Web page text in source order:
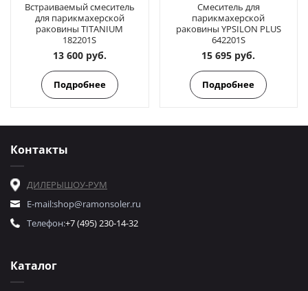
Встраиваемый смеситель
для парикмахерской
раковины TITANIUM
182201S
13 600 руб.
Подробнее
Смеситель для
парикмахерской
раковины YPSILON PLUS
642201S
15 695 руб.
Подробнее
Каталог
Контакты
ДИЛЕРЫШОУ-РУМ
E-mail:shop@ramonsoler.ru
Телефон:+7 (495) 230-14-32